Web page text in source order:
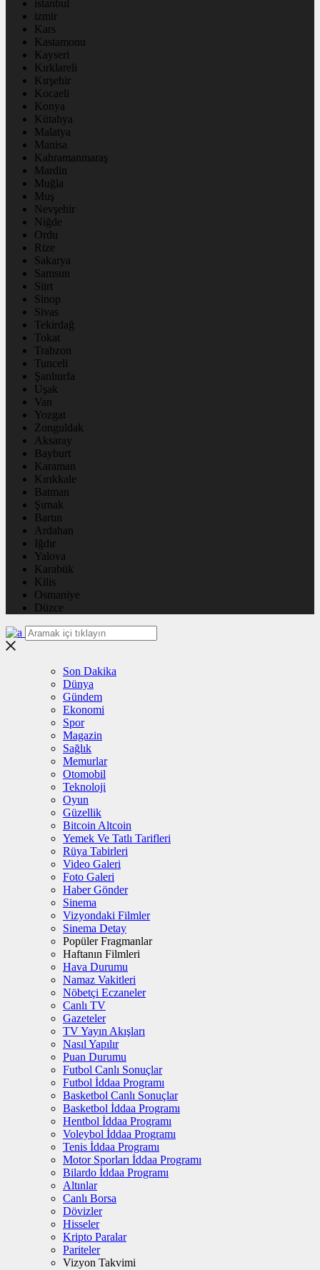
istanbul
izmir
Kars
Kastamonu
Kayseri
Kırklareli
Kırşehir
Kocaeli
Konya
Kütahya
Malatya
Manisa
Kahramanmaraş
Mardin
Muğla
Muş
Nevşehir
Niğde
Ordu
Rize
Sakarya
Samsun
Siirt
Sinop
Sivas
Tekirdağ
Tokat
Trabzon
Tunceli
Şanlıurfa
Uşak
Van
Yozgat
Zonguldak
Aksaray
Bayburt
Karaman
Kırıkkale
Batman
Şırnak
Bartın
Ardahan
Iğdır
Yalova
Karabük
Kilis
Osmaniye
Düzce
Son Dakika
Dünya
Gündem
Ekonomi
Spor
Magazin
Sağlık
Memurlar
Otomobil
Teknoloji
Oyun
Güzellik
Bitcoin Altcoin
Yemek Ve Tatlı Tarifleri
Rüya Tabirleri
Video Galeri
Foto Galeri
Haber Gönder
Sinema
Vizyondaki Filmler
Sinema Detay
Popüler Fragmanlar
Haftanın Filmleri
Hava Durumu
Namaz Vakitleri
Nöbetçi Eczaneler
Canlı TV
Gazeteler
TV Yayın Akışları
Nasıl Yapılır
Puan Durumu
Futbol Canlı Sonuçlar
Futbol İddaa Programı
Basketbol Canlı Sonuçlar
Basketbol İddaa Programı
Hentbol İddaa Programı
Voleybol İddaa Programı
Tenis İddaa Programı
Motor Sporları İddaa Programı
Bilardo İddaa Programı
Altınlar
Canlı Borsa
Dövizler
Hisseler
Kripto Paralar
Pariteler
Vizyon Takvimi